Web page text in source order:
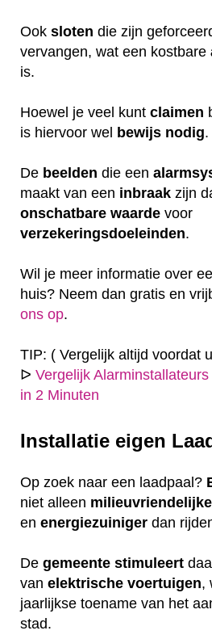
Ook sloten die zijn
vervangen, wat een kostbare
is.
Hoewel je veel kunt claimen
is hiervoor wel bewijs nodig.
De beelden die een
maakt van een inbraak zijn
onschatbare waarde voor
verzekeringsdoeleinden.
Wil je meer informatie over
huis? Neem dan gratis en
ons op.
TIP: ( Vergelijk altijd voordat
ᐅ Vergelijk
in 2 Minuten
Installatie eigen
Op zoek naar een laadpaal?
niet alleen
en energiezuiniger dan
De gemeente stimuleert
van elektrische voertuigen,
jaarlijkse toename van het
stad.